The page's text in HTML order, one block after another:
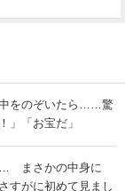
をのぞいたら……驚
」「お宝だ」
まさかの中身に
すがに初めて見まし